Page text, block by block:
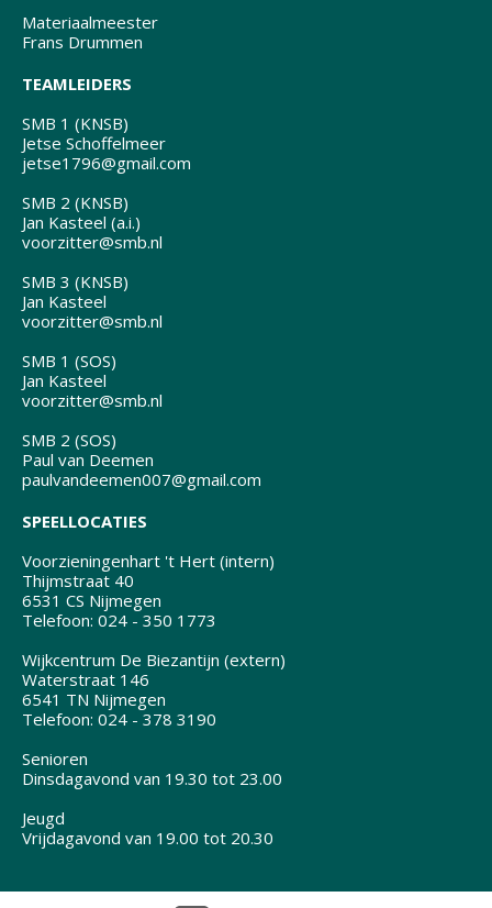
Materiaalmeester
Frans Drummen
TEAMLEIDERS
SMB 1 (KNSB)
Jetse Schoffelmeer
jetse1796@gmail.com
SMB 2 (KNSB)
Jan Kasteel (a.i.)
voorzitter@smb.nl
SMB 3 (KNSB)
Jan Kasteel
voorzitter@smb.nl
SMB 1 (SOS)
Jan Kasteel
voorzitter@smb.nl
SMB 2 (SOS)
Paul van Deemen
paulvandeemen007@gmail.com
SPEELLOCATIES
Voorzieningenhart 't Hert (intern)
Thijmstraat 40
6531 CS Nijmegen
Telefoon: 024 - 350 1773
Wijkcentrum De Biezantijn (extern)
Waterstraat 146
6541 TN Nijmegen
Telefoon: 024 - 378 3190
Senioren
Dinsdagavond van 19.30 tot 23.00
Jeugd
Vrijdagavond van 19.00 tot 20.30